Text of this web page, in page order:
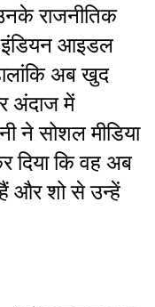
राजनीतिक
आइडल
अब खुद
अंदाज में
ने सोशल मीडिया
दिया कि वह अब
और शो से उन्हें